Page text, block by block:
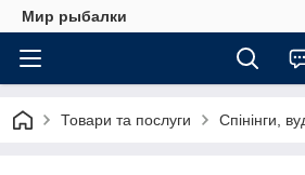
Мир рыбалки
Товари та послуги Спінінги,